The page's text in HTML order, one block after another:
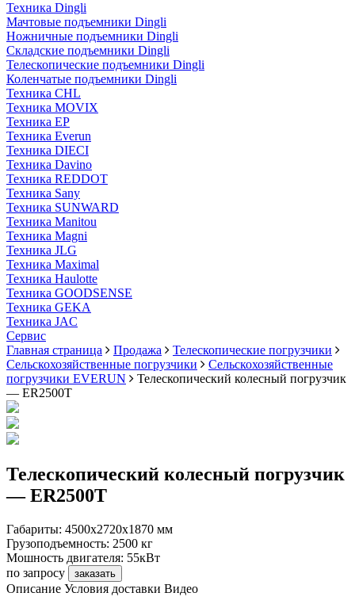
Техника Dingli
Мачтовые подъемники Dingli
Ножничные подъемники Dingli
Складские подъемники Dingli
Телескопические подъемники Dingli
Коленчатые подъемники Dingli
Техника CHL
Техника MOVIX
Техника EP
Техника Everun
Техника DIECI
Техника Davino
Техника REDDOT
Техника Sany
Техника SUNWARD
Техника Manitou
Техника Magni
Техника JLG
Техника Maximal
Техника Haulotte
Техника GOODSENSE
Техника GEKA
Техника JAC
Cервис
Главная страница
Продажа
Телескопические погрузчики
Сельскохозяйственные погрузчики
Сельскохозяйственные
погрузчики EVERUN
Телескопический колесный погрузчик
— ER2500T
Телескопический колесный погрузчик
— ER2500T
Габариты: 4500х2720х1870 мм
Грузоподъемность: 2500 кг
Мошность двигателя: 55кВт
по запросу
заказать
Описание Условия доставки Видео